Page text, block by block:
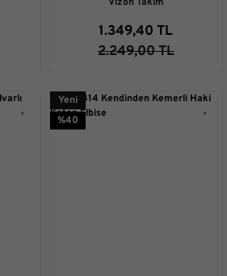
1.349,40 TL
2.249,00 TL
Yeni
%40